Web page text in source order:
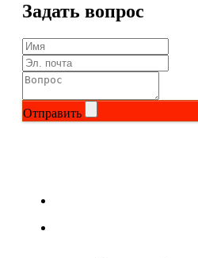
Задать вопрос
Отправить